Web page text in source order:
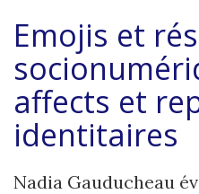
Emojis et
affects et
identitaires
Nadia Gauducheau